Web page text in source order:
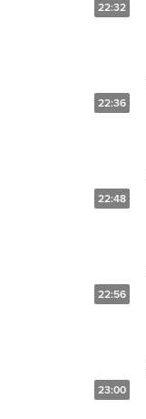
22:32
22:36
22:48
22:56
23:00